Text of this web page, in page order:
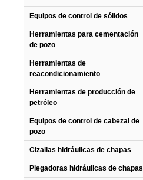
Equipos de control de sólidos
Herramientas para cementación
de pozo
Herramientas de
reacondicionamiento
Herramientas de producción de
petróleo
Equipos de control de cabezal de
pozo
Cizallas hidráulicas de chapas
Plegadoras hidráulicas de chapas